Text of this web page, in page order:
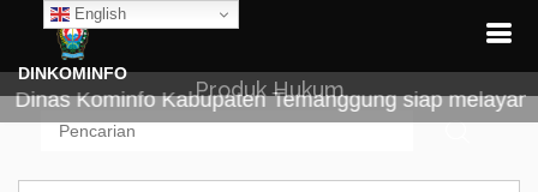
English
DINKOMINFO
Kominfo Kabupaten Temanggung siap melayani
Produk Hukum